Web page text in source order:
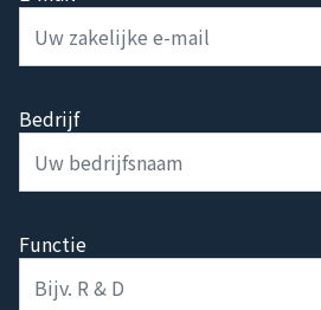
Bedrijf
Functie